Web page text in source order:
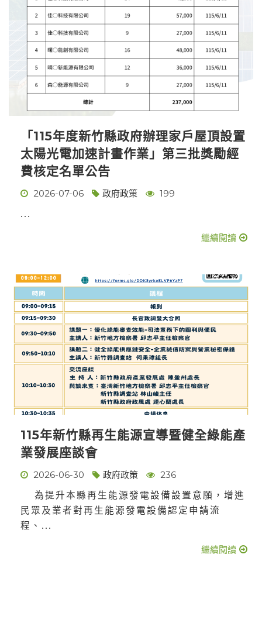
「115年度新竹縣政府辦理家戶屋頂設置
太陽光電加速計畫作業」第三批獎勵經
費核定名單公告
2026-07-06 政府政策 199
...
繼續閱讀
115年新竹縣再生能源宣導暨健全綠能產
業發展座談會
2026-06-30 政府政策 236
為提升本縣再生能源發電設備設置意願，增進
民眾及業者對再生能源發電設備認定申請流
程、...
繼續閱讀